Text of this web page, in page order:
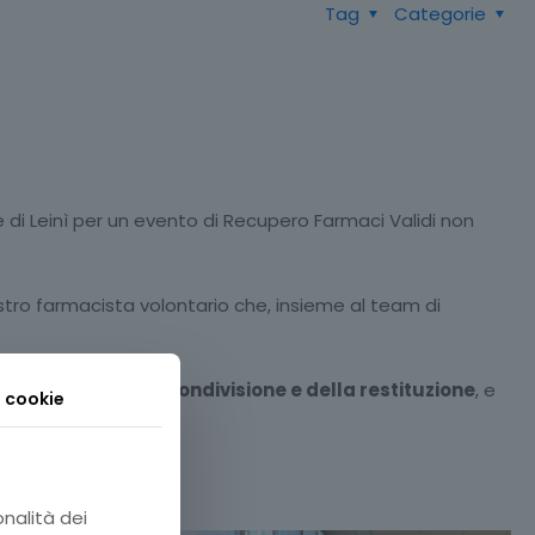
Categorie
Tag
Leinì per un evento di Recupero Farmaci Validi non
farmacista volontario che, insieme al team di
cultura della condivisione e della restituzione, e
cura.
cookie
dei